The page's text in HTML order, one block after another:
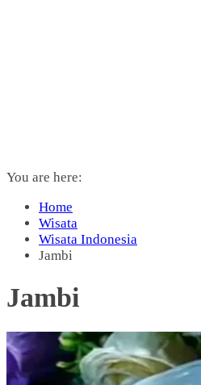
You are here:
Home
Wisata
Wisata Indonesia
Jambi
Jambi